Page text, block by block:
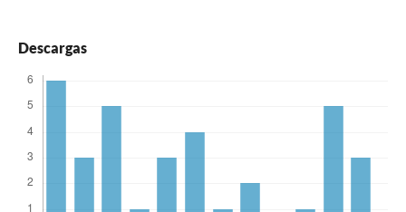
Descargas